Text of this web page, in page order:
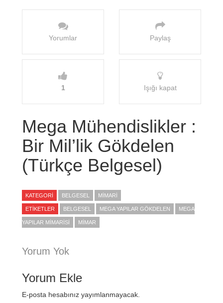
Yorumlar Paylaş
1 Işığı kapat
Mega Mühendislikler :
Bir Mil’lik Gökdelen
(Türkçe Belgesel)
KATEGORI BELGESEL MIMARI
ETIKETLER BELGESEL MEGA YAPILAR GÖKDELEN MEGA
YAPILAR MIMARISI MIMAR
Yorum Yok
Yorum Ekle
E-posta hesabınız yayımlanmayacak.